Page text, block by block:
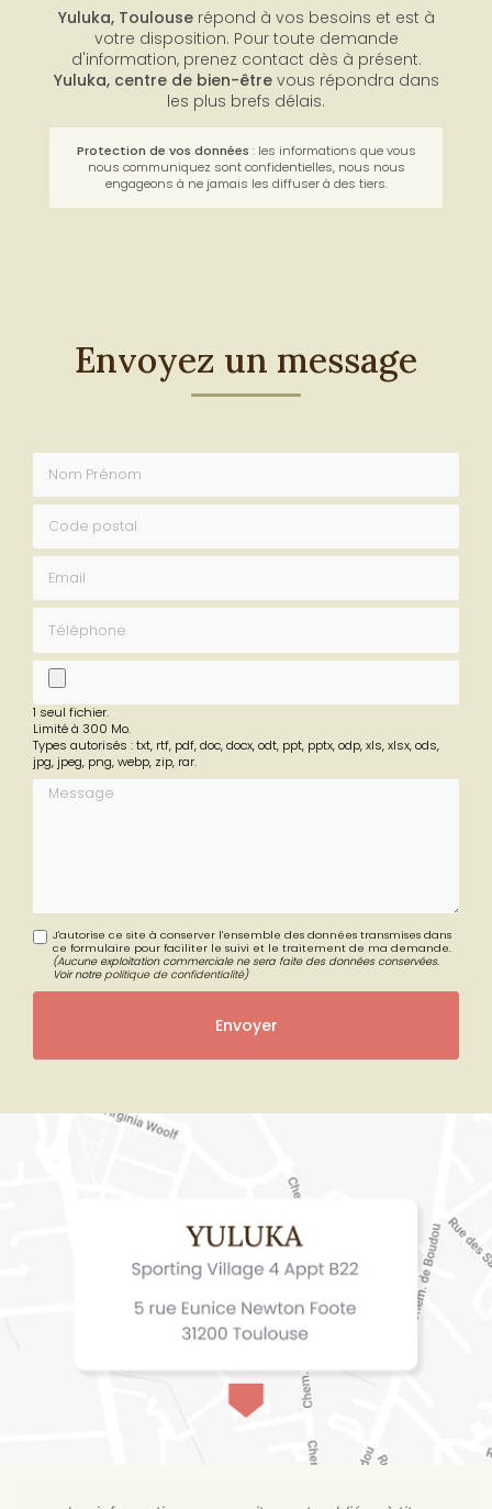
Yuluka, Toulouserépond à vos besoins et est à
votre disposition. Pour toute demande
d'information, prenez contact dès à présent.
Yuluka, centre de bien-êtrevous répondra dans
les plus brefs délais.
Protection de vos données : les informations que vous
nous communiquez sont confidentielles, nous nous
engageons à ne jamais les diffuser à des tiers.
Envoyez un message
Nom Prénom
Code postal
fichier
1 seul fichier.
Limité à 300 Mo.
Types autorisés : txt, rtf, pdf, doc, docx, odt, ppt, pptx, odp, xls, xlsx, ods,
jpg, jpeg, png, webp, zip, rar.
Message
J'autorise ce site à conserver l'ensemble des données transmises dans
ce formulaire pour faciliter le suivi et le traitement de ma demande.
(Aucune exploitation commerciale ne sera faite des données conservées.
Voir notrepolitique de confidentialité)